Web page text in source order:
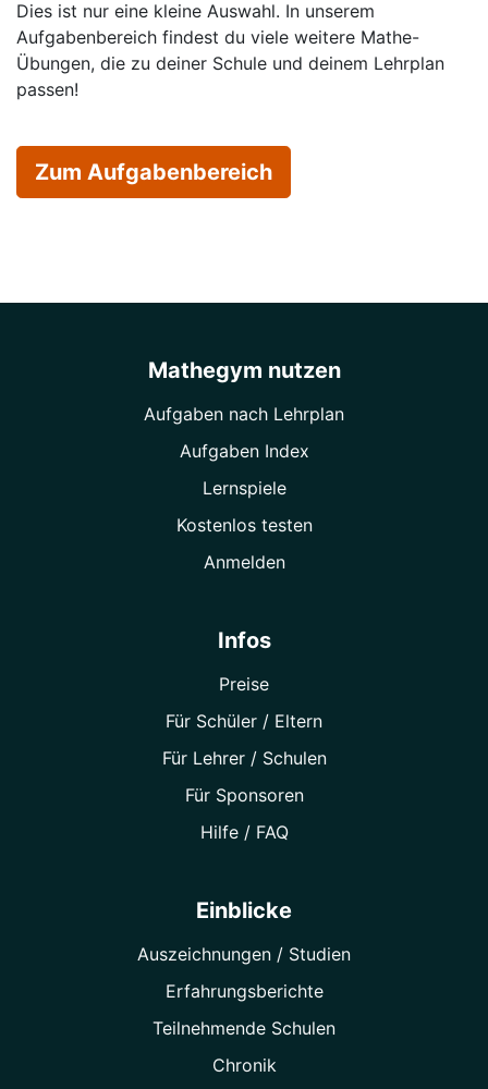
Dies ist nur eine kleine Auswahl. In unserem
Aufgabenbereich findest du viele weitere Mathe-
Übungen, die zu deiner Schule und deinem Lehrplan
passen!
Zum Aufgabenbereich
Mathegym nutzen
Aufgaben nach Lehrplan
Aufgaben Index
Lernspiele
Kostenlos testen
Anmelden
Infos
Preise
Für Schüler / Eltern
Für Lehrer / Schulen
Für Sponsoren
Hilfe / FAQ
Einblicke
Auszeichnungen / Studien
Erfahrungsberichte
Teilnehmende Schulen
Chronik